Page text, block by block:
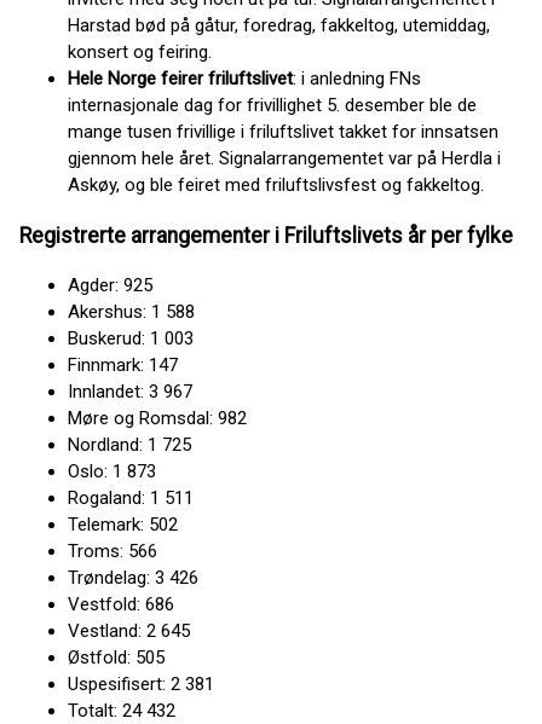
Harstad bød på gåtur, foredrag, fakkeltog, utemiddag,
konsert og feiring.
Hele Norge feirer friluftslivet: i anledning FNs
internasjonale dag for frivillighet 5. desember ble de
mange tusen frivillige i friluftslivet takket for innsatsen
gjennom hele året. Signalarrangementet var på Herdla i
Askøy, og ble feiret med friluftslivsfest og fakkeltog.
Registrerte arrangementer i Friluftslivets år per fylke
Agder: 925
Akershus: 1 588
Buskerud: 1 003
Finnmark: 147
Innlandet: 3 967
Møre og Romsdal: 982
Nordland: 1 725
Oslo: 1 873
Rogaland: 1 511
Telemark: 502
Troms: 566
Trøndelag: 3 426
Vestfold: 686
Vestland: 2 645
Østfold: 505
Uspesifisert: 2 381
Totalt: 24 432